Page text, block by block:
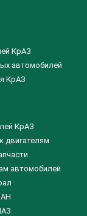
КрАЗ
автомобилей
КрАЗ
КрАЗ
двигателям
автомобилей